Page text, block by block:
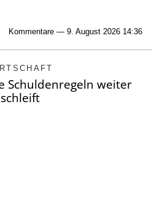
Kommentare — 9. August 2026 14:36
Schuldenregeln weiter
schleift